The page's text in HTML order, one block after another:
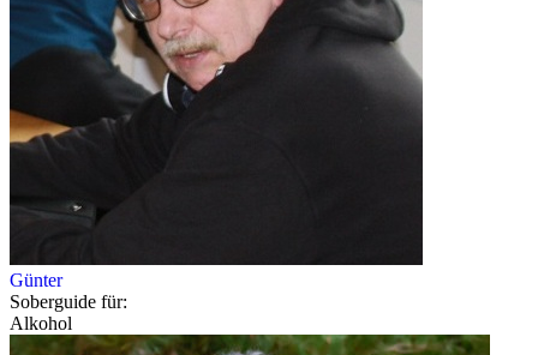
Günter
Soberguide für:
Alkohol